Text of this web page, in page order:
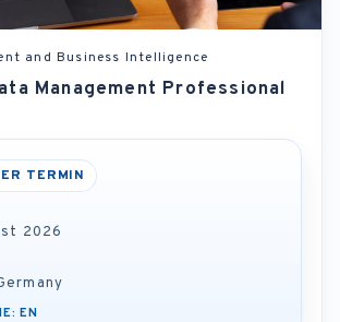
and Business Intelligence
Management Professional
TERMIN
2026
EN